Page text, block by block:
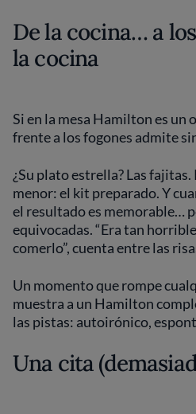
De la cocina… a
la cocina
Si en la mesa Hamilton es un
frente a los fogones admite
¿Su plato estrella? Las
menor: el kit preparado. Y
el resultado es memorable…
equivocadas. “Era tan
comerlo”, cuenta entre las
Un momento que rompe
muestra a un Hamilton
las pistas: autoirónico,
Una cita